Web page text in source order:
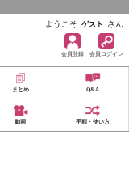
ようこそ ゲスト さん
会員登録 会員ログイン
まとめ Q&A
動画 手順・使い方